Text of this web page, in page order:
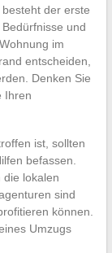
der erste
und
im
entscheiden,
Denken Sie
Ihren
ist, sollten
befassen.
die lokalen
sind
können.
Umzugs